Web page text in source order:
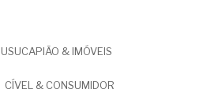
USUCAPIÃO & IMÓVEIS
CÍVEL & CONSUMIDOR